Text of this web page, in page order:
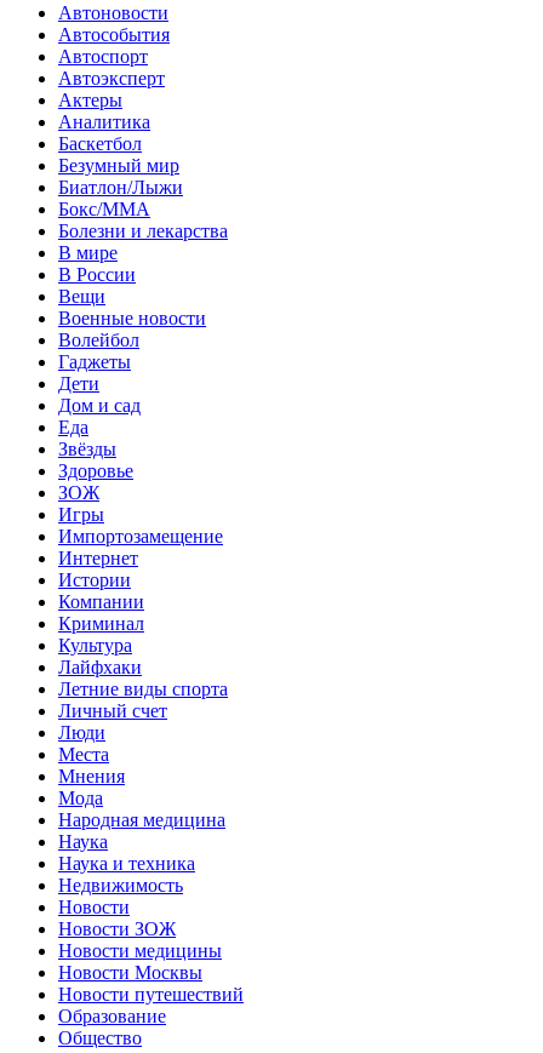
Автоновости
Автособытия
Автоспорт
Автоэксперт
Актеры
Аналитика
Баскетбол
Безумный мир
Биатлон/Лыжи
Бокс/MMA
Болезни и лекарства
В мире
В России
Вещи
Военные новости
Волейбол
Гаджеты
Дети
Дом и сад
Еда
Звёзды
Здоровье
ЗОЖ
Игры
Импортозамещение
Интернет
Истории
Компании
Криминал
Культура
Лайфхаки
Летние виды спорта
Личный счет
Люди
Места
Мнения
Мода
Народная медицина
Наука
Наука и техника
Недвижимость
Новости
Новости ЗОЖ
Новости медицины
Новости Москвы
Новости путешествий
Образование
Общество